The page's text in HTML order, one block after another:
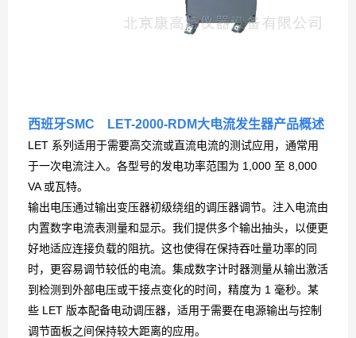
西班牙SMC LET-2000-RDM大电流发生器产品概述
LET 系列适用于需要高交流或直流电流的测试应用，通常用
于一次电流注入。各型号的发电功率范围为 1,000 至 8,000
VA 或瓦特。
输出电压通过输出变压器初级绕组的调压器调节。注入电流由
内置数字电流表测量和显示。我们提供多个输出抽头，以便更
好地适应连接负载的阻抗。这也使得在保持吞吐量功率的同
时，更容易调节较低的电流。集成数字计时器测量从输出激活
到检测到外部电压或干接点变化的时间，精度为 1 毫秒。某
些 LET 版本配备电动调压器，适用于需要在电源输出与控制
调节面板之间保持较大距离的应用。